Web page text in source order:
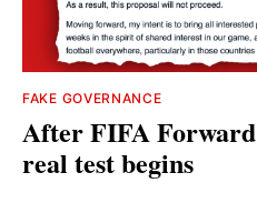
FAKE GOVERNANCE
After FIFA
real test begins